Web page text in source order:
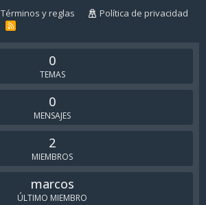
Términos y reglas
Política de privacidad
R
0
TEMAS
0
MENSAJES
2
MIEMBROS
marcos
ÚLTIMO MIEMBRO